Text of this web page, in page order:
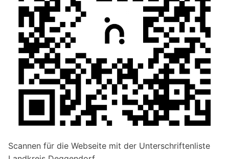
Scannen für die Webseite mit der Unterschriftenliste